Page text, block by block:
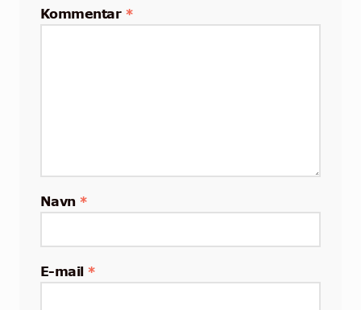
Kommentar *
Navn *
E-mail *